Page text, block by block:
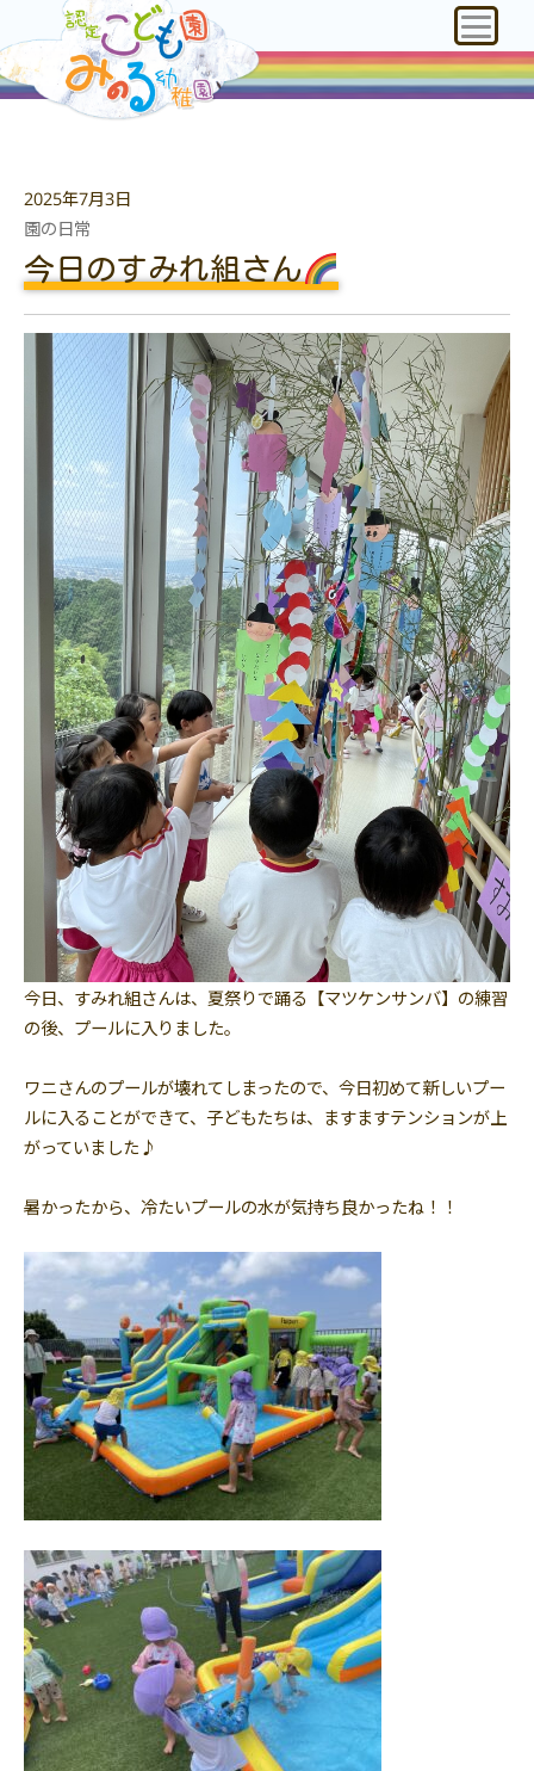
2025年7月3日
園の日常
今日のすみれ組さん
今日、すみれ組さんは、夏祭りで踊る【マツケンサンバ】の練習
の後、プールに入りました。
ワニさんのプールが壊れてしまったので、今日初めて新しいプー
ルに入ることができて、子どもたちは、ますますテンションが上
がっていました♪
暑かったから、冷たいプールの水が気持ち良かったね！！